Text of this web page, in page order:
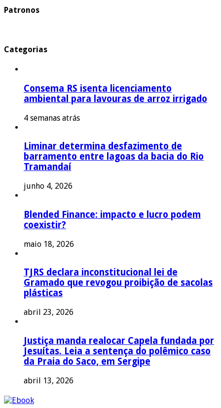
Patronos
Categorias
Consema RS isenta licenciamento
ambiental para lavouras de arroz irrigado
4 semanas atrás
Liminar determina desfazimento de
barramento entre lagoas da bacia do Rio
Tramandaí
junho 4, 2026
Blended Finance: impacto e lucro podem
coexistir?
maio 18, 2026
TJRS declara inconstitucional lei de
Gramado que revogou proibição de sacolas
plásticas
abril 23, 2026
Justiça manda realocar Capela fundada por
Jesuítas. Leia a sentença do polêmico caso
da Praia do Saco, em Sergipe
abril 13, 2026